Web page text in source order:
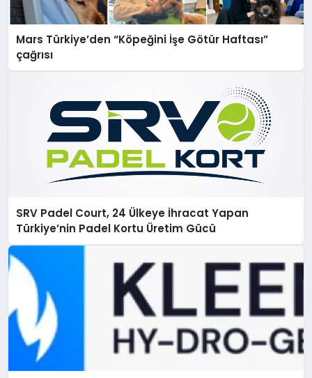
Mars Türkiye’den “Köpeğini İşe Götür Haftası”
çağrısı
SRV Padel Court, 24 Ülkeye İhracat Yapan
Türkiye’nin Padel Kortu Üretim Gücü